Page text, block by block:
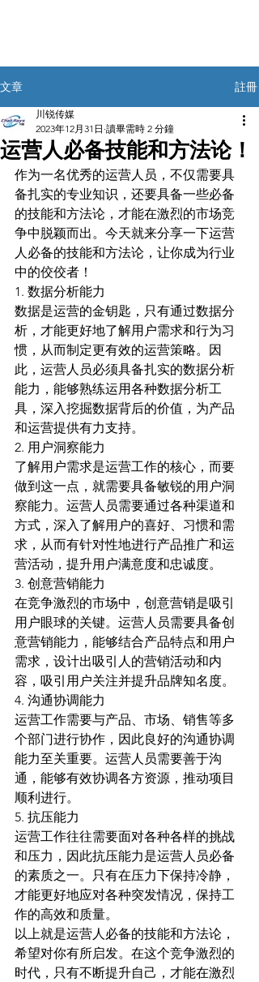
文章 註冊
运营人必备技能和方法论！
川锐传媒
2023年12月31日 讀畢需時 2 分鐘
作为一名优秀的运营人员，不仅需要具
备扎实的专业知识，还要具备一些必备
的技能和方法论，才能在激烈的市场竞
争中脱颖而出。今天就来分享一下运营
人必备的技能和方法论，让你成为行业
中的佼佼者！
1. 数据分析能力
数据是运营的金钥匙，只有通过数据分
析，才能更好地了解用户需求和行为习
惯，从而制定更有效的运营策略。因
此，运营人员必须具备扎实的数据分析
能力，能够熟练运用各种数据分析工
具，深入挖掘数据背后的价值，为产品
和运营提供有力支持。
2. 用户洞察能力
了解用户需求是运营工作的核心，而要
做到这一点，就需要具备敏锐的用户洞
察能力。运营人员需要通过各种渠道和
方式，深入了解用户的喜好、习惯和需
求，从而有针对性地进行产品推广和运
营活动，提升用户满意度和忠诚度。
3. 创意营销能力
在竞争激烈的市场中，创意营销是吸引
用户眼球的关键。运营人员需要具备创
意营销能力，能够结合产品特点和用户
需求，设计出吸引人的营销活动和内
容，吸引用户关注并提升品牌知名度。
4. 沟通协调能力
运营工作需要与产品、市场、销售等多
个部门进行协作，因此良好的沟通协调
能力至关重要。运营人员需要善于沟
通，能够有效协调各方资源，推动项目
顺利进行。
5. 抗压能力
运营工作往往需要面对各种各样的挑战
和压力，因此抗压能力是运营人员必备
的素质之一。只有在压力下保持冷静，
才能更好地应对各种突发情况，保持工
作的高效和质量。
以上就是运营人必备的技能和方法论，
希望对你有所启发。在这个竞争激烈的
时代，只有不断提升自己，才能在激烈